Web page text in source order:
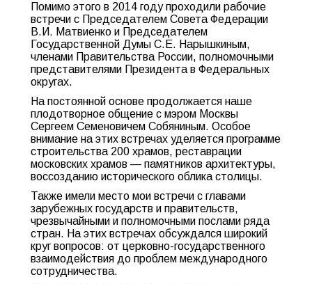
Помимо этого в 2014 году проходили рабочие
встречи с Председателем Совета Федерации
В.И. Матвиенко и Председателем
Государственной Думы С.Е. Нарышкиным,
членами Правительства России, полномочными
представителями Президента в Федеральных
округах.
На постоянной основе продолжается наше
плодотворное общение с мэром Москвы
Сергеем Семеновичем Собяниным. Особое
внимание на этих встречах уделяется программе
строительства 200 храмов, реставрации
московских храмов — памятников архитектуры,
воссозданию исторического облика столицы.
Также имели место мои встречи с главами
зарубежных государств и правительств,
чрезвычайными и полномочными послами ряда
стран. На этих встречах обсуждался широкий
круг вопросов: от церковно-государственного
взаимодействия до проблем международного
сотрудничества.